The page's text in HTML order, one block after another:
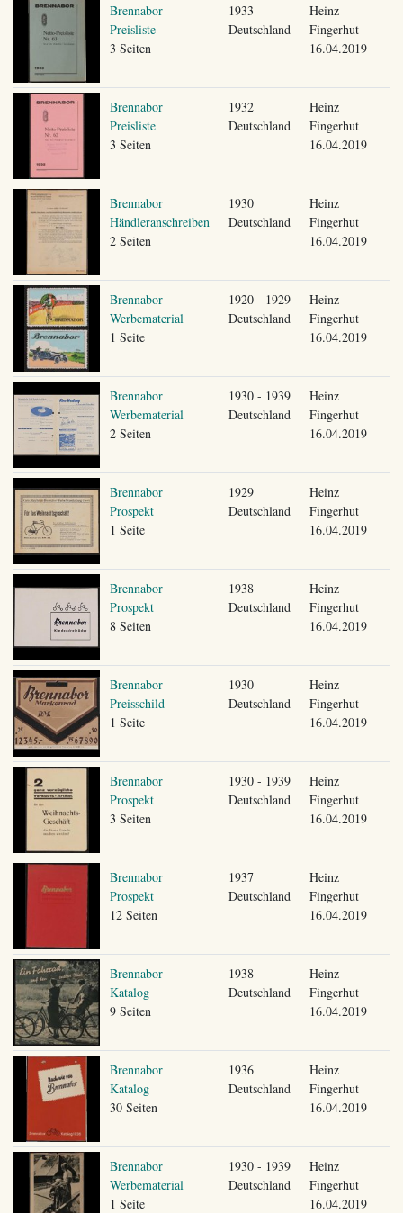
Brennabor
Preisliste
3 Seiten
1933
Deutschland
Heinz
Fingerhut
16.04.2019
Brennabor
Preisliste
3 Seiten
1932
Deutschland
Heinz
Fingerhut
16.04.2019
Brennabor
Händleranschreiben
2 Seiten
1930
Deutschland
Heinz
Fingerhut
16.04.2019
Brennabor
Werbematerial
1 Seite
1920 - 1929
Deutschland
Heinz
Fingerhut
16.04.2019
Brennabor
Werbematerial
2 Seiten
1930 - 1939
Deutschland
Heinz
Fingerhut
16.04.2019
Brennabor
Prospekt
1 Seite
1929
Deutschland
Heinz
Fingerhut
16.04.2019
Brennabor
Prospekt
8 Seiten
1938
Deutschland
Heinz
Fingerhut
16.04.2019
Brennabor
Preisschild
1 Seite
1930
Deutschland
Heinz
Fingerhut
16.04.2019
Brennabor
Prospekt
3 Seiten
1930 - 1939
Deutschland
Heinz
Fingerhut
16.04.2019
Brennabor
Prospekt
12 Seiten
1937
Deutschland
Heinz
Fingerhut
16.04.2019
Brennabor
Katalog
9 Seiten
1938
Deutschland
Heinz
Fingerhut
16.04.2019
Brennabor
Katalog
30 Seiten
1936
Deutschland
Heinz
Fingerhut
16.04.2019
Brennabor
Werbematerial
1 Seite
1930 - 1939
Deutschland
Heinz
Fingerhut
16.04.2019